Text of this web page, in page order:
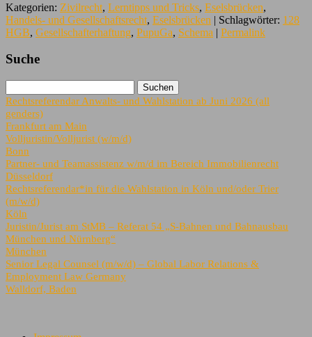
Kategorien: Zivilrecht, Lerntipps und Tricks, Eselsbrücken,
Handels- und Gesellschaftsrecht, Eselsbrücken | Schlagwörter: 128
HGB, Gesellschafterhaftung, PupuGa, Schema | Permalink
Suche
Rechtsreferendar Anwalts- und Wahlstation ab Juni 2026 (all
genders)
Frankfurt am Main
Volljuristin/Volljurist (w/m/d)
Bonn
Partner- und Teamassistenz w/m/d im Bereich Immobilienrecht
Düsseldorf
Rechtsreferendar*in für die Wahlstation in Köln und/oder Trier
(m/w/d)
Köln
Juristin/Jurist am StMB – Referat 54 „S-Bahnen und Bahnausbau
München und Nürnberg“
München
Senior Legal Counsel (m/w/d) – Global Labor Relations &
Employment Law Germany
Walldorf, Baden